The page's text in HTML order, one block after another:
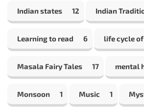
Indian states 12 Indian
Learning to read 6 life cycle
Masala Fairy Tales 17 mental
Monsoon 1 Music 1